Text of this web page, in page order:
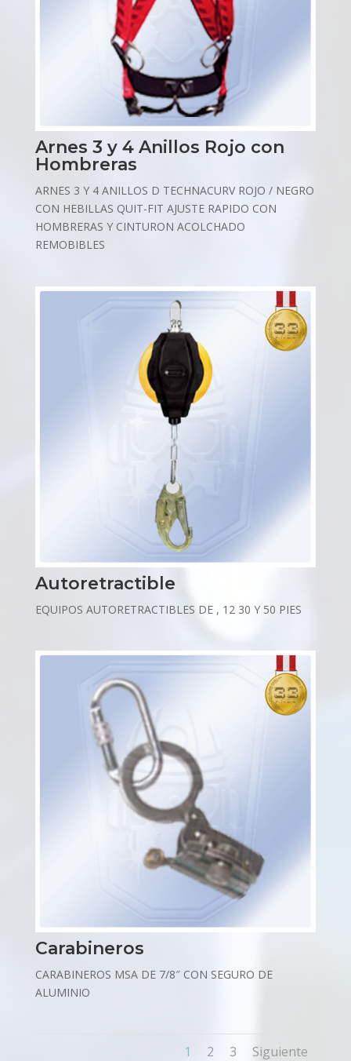
Arnes 3 y 4 Anillos Rojo con
Hombreras
ARNES 3 Y 4 ANILLOS D TECHNACURV ROJO / NEGRO
CON HEBILLAS QUIT-FIT AJUSTE RAPIDO CON
HOMBRERAS Y CINTURON ACOLCHADO
REMOBIBLES
Autoretractible
EQUIPOS AUTORETRACTIBLES DE , 12 30 Y 50 PIES
Carabineros
CARABINEROS MSA DE 7/8″ CON SEGURO DE
ALUMINIO
1 2 3 Siguiente